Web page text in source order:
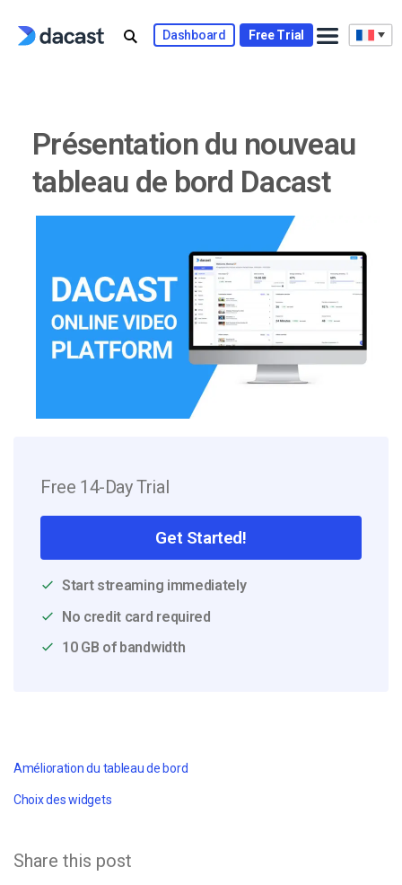
Dashboard Free Trial
Présentation du nouveau
tableau de bord Dacast
Free 14-Day Trial
Get Started!
Start streaming immediately
No credit card required
10 GB of bandwidth
Amélioration du tableau de bord
Choix des widgets
Share this post